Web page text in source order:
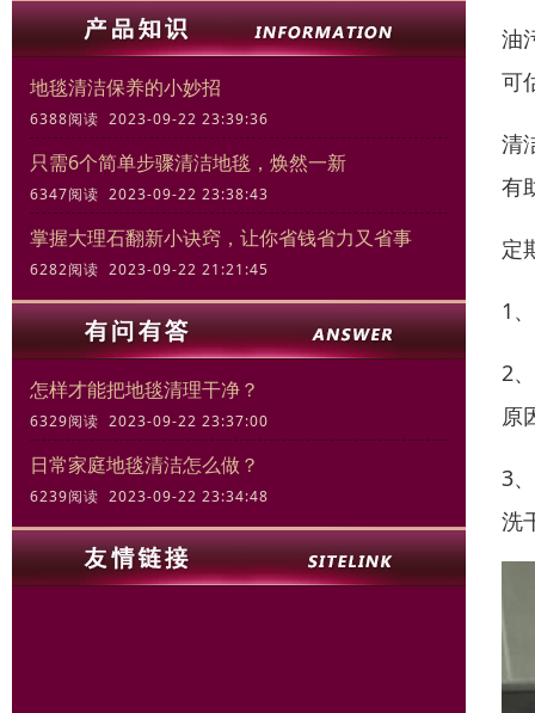
地毯清洁保养的小妙招
6388阅读 2023-09-22 23:39:36
只需6个简单步骤清洁地毯，焕然一新
6347阅读 2023-09-22 23:38:43
掌握大理石翻新小诀窍，让你省钱省力又省事
6282阅读 2023-09-22 21:21:45
怎样才能把地毯清理干净？
6329阅读 2023-09-22 23:37:00
日常家庭地毯清洁怎么做？
6239阅读 2023-09-22 23:34:48
油
可
清
有
定
1
2
原
3
洗